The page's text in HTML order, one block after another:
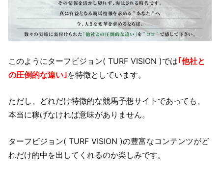
このようにターフビジョン( TURF VISION )では｢他社と
の圧倒的な違い｣を特徴としています。
ただし、どれだけ特徴的な競馬予想サイトであっても、
本当に稼げなければ意味がありません。
ターフビジョン( TURF VISION )の豊富なコンテンツがど
れだけ的中を出してくれるのか楽しみです。